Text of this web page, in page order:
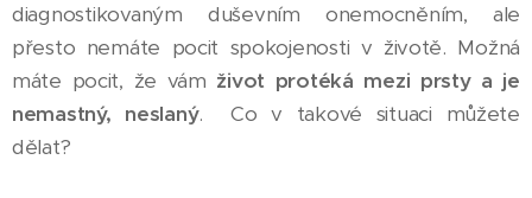
diagnostikovaným duševním onemocněním, ale
přesto nemáte pocit spokojenosti v životě. Možná
máte pocit, že vám život protéká mezi prsty a je
nemastný, neslaný. Co v takové situaci můžete
dělat?